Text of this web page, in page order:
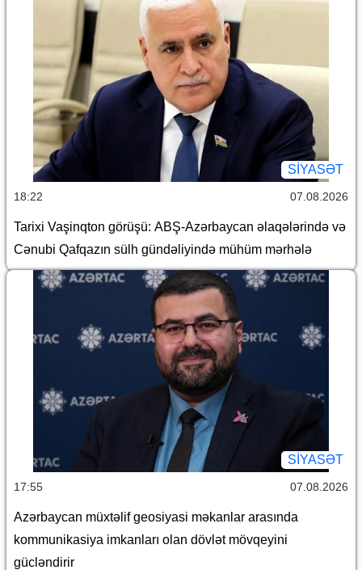
SİYASƏT
18:22 07.08.2026
Tarixi Vaşinqton görüşü: ABŞ-Azərbaycan əlaqələrində və
Cənubi Qafqazın sülh gündəliyində mühüm mərhələ
SİYASƏT
17:55 07.08.2026
Azərbaycan müxtəlif geosiyasi məkanlar arasında
kommunikasiya imkanları olan dövlət mövqeyini
gücləndirir